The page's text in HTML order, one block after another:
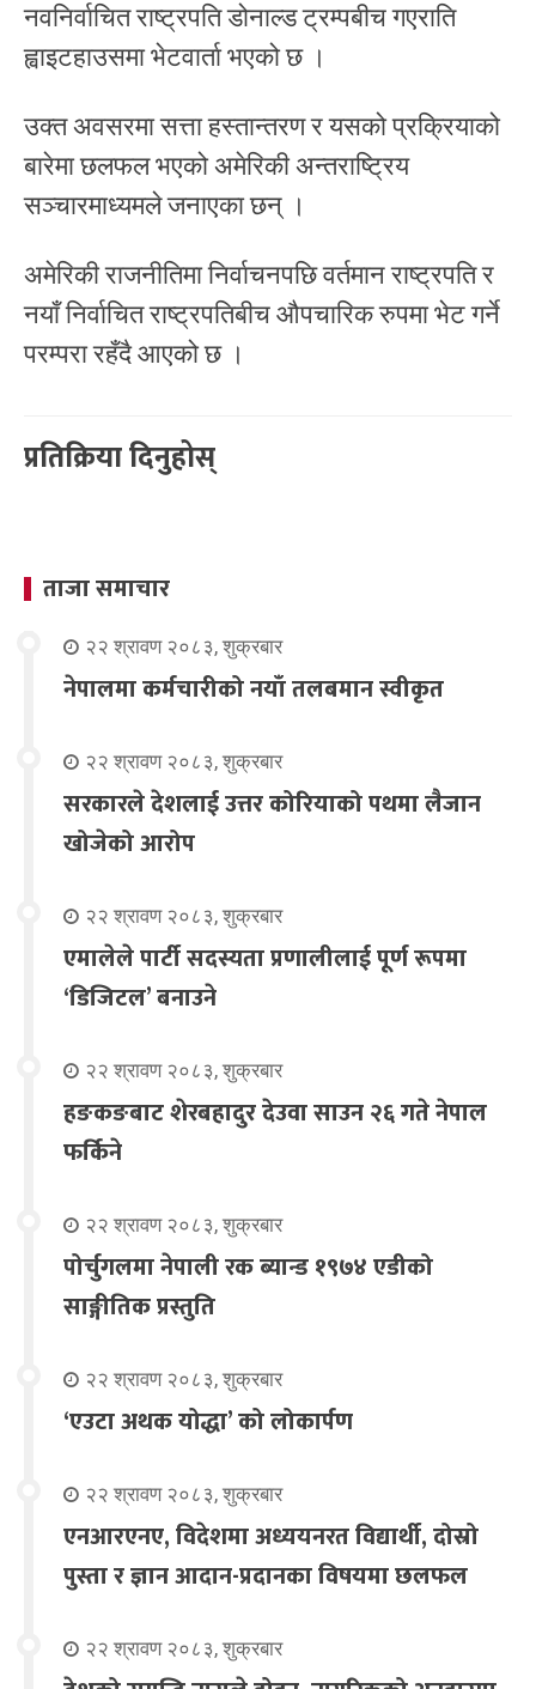
नवनिर्वाचित राष्ट्रपति डोनाल्ड ट्रम्पबीच गएराति
ह्वाइटहाउसमा भेटवार्ता भएको छ ।
उक्त अवसरमा सत्ता हस्तान्तरण र यसको प्रक्रियाको
बारेमा छलफल भएको अमेरिकी अन्तराष्ट्रिय
सञ्चारमाध्यमले जनाएका छन् ।
अमेरिकी राजनीतिमा निर्वाचनपछि वर्तमान राष्ट्रपति र
नयाँ निर्वाचित राष्ट्रपतिबीच औपचारिक रुपमा भेट गर्ने
परम्परा रहँदै आएको छ ।
प्रतिक्रिया दिनुहोस्
ताजा समाचार
२२ श्रावण २०८३, शुक्रबार
नेपालमा कर्मचारीको नयाँ तलबमान स्वीकृत
२२ श्रावण २०८३, शुक्रबार
सरकारले देशलाई उत्तर कोरियाको पथमा लैजान
खोजेको आरोप
२२ श्रावण २०८३, शुक्रबार
एमालेले पार्टी सदस्यता प्रणालीलाई पूर्ण रूपमा
‘डिजिटल’ बनाउने
२२ श्रावण २०८३, शुक्रबार
हङकङबाट शेरबहादुर देउवा साउन २६ गते नेपाल
फर्किने
२२ श्रावण २०८३, शुक्रबार
पोर्चुगलमा नेपाली रक ब्यान्ड १९७४ एडीको
साङ्गीतिक प्रस्तुति
२२ श्रावण २०८३, शुक्रबार
‘एउटा अथक योद्धा’ को लोकार्पण
२२ श्रावण २०८३, शुक्रबार
एनआरएनए, विदेशमा अध्ययनरत विद्यार्थी, दोस्रो
पुस्ता र ज्ञान आदान-प्रदानका विषयमा छलफल
२२ श्रावण २०८३, शुक्रबार